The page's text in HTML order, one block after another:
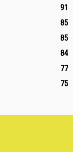
91
85
85
84
77
75